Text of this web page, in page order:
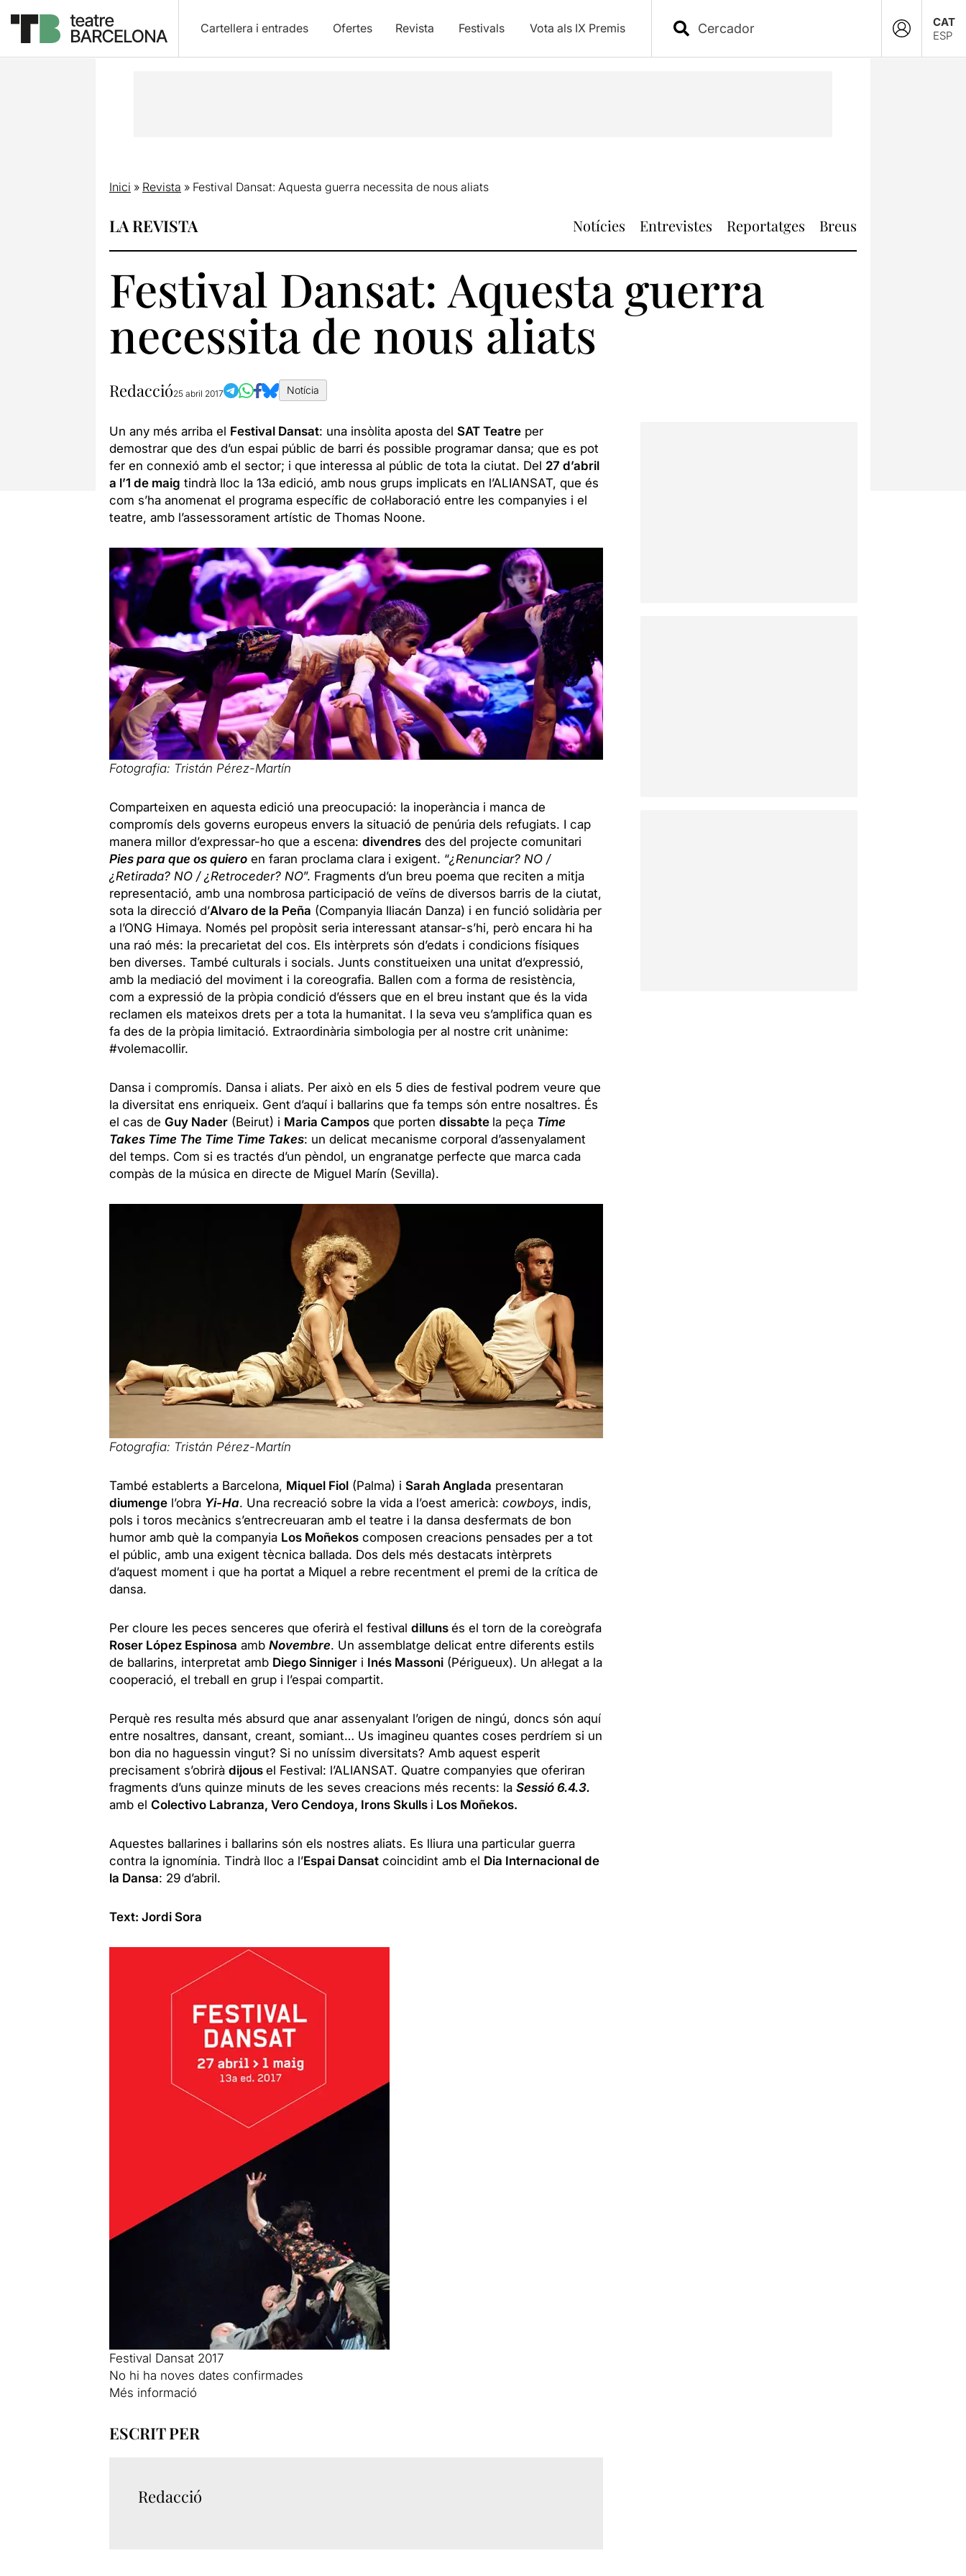
Cartellera i entrades Ofertes Revista Festivals Vota als IX Premis
CAT
ESP
Inici » Revista » Festival Dansat: Aquesta guerra necessita de nous aliats
LA REVISTA Notícies Entrevistes Reportatges Breus
Festival Dansat: Aquesta guerra
necessita de nous aliats
Redacció25 abril 2017 Notícia
Un any més arriba el Festival Dansat: una insòlita aposta del SAT Teatreper
demostrar que des d’un espai públic de barri és possible programar dansa; que es pot
fer en connexió amb el sector; i que interessa al públic de tota la ciutat. Del 27 d’abril
a l’1 de maig tindrà lloc la 13a edició, amb nous grups implicats en l’ALIANSAT, que és
com s’ha anomenat el programa específic de col·laboració entre les companyies i el
teatre, amb l’assessorament artístic de Thomas Noone.
Fotografia: Tristán Pérez-Martín
Comparteixen en aquesta edició una preocupació: la inoperància i manca de
compromís dels governs europeus envers la situació de penúria dels refugiats. I cap
manera millor d’expressar-ho que a escena: divendresdes del projecte comunitari
Pies para que os quieroen faran proclama clara i exigent. “¿Renunciar? NO /
¿Retirada? NO / ¿Retroceder? NO”. Fragments d’un breu poema que reciten a mitja
representació, amb una nombrosa participació de veïns de diversos barris de la ciutat,
sota la direcció d’Alvaro de la Peña (Companyia Iliacán Danza) i en funció solidària per
a l’ONG Himaya. Només pel propòsit seria interessant atansar-s’hi, però encara hi ha
una raó més: la precarietat del cos. Els intèrprets són d’edats i condicions físiques
ben diverses. També culturals i socials. Junts constitueixen una unitat d’expressió,
amb la mediació del moviment i la coreografia. Ballen com a forma de resistència,
com a expressió de la pròpia condició d’éssers que en el breu instant que és la vida
reclamen els mateixos drets per a tota la humanitat. I la seva veu s’amplifica quan es
fa des de la pròpia limitació. Extraordinària simbologia per al nostre crit unànime:
#volemacollir.
Dansa i compromís. Dansa i aliats. Per això en els 5 dies de festival podrem veure que
la diversitat ens enriqueix. Gent d’aquí i ballarins que fa temps són entre nosaltres. És
el cas de Guy Nader(Beirut) i Maria Camposque porten dissabte la peça Time
Takes Time The Time Time Takes: un delicat mecanisme corporal d’assenyalament
del temps. Com si es tractés d’un pèndol, un engranatge perfecte que marca cada
compàs de la música en directe de Miguel Marín (Sevilla).
Fotografia: Tristán Pérez-Martín
També establerts a Barcelona, Miquel Fiol(Palma) i Sarah Anglada presentaran
diumengel’obra Yi-Ha. Una recreació sobre la vida a l’oest americà: cowboys, indis,
pols i toros mecànics s’entrecreuaran amb el teatre i la dansa desfermats de bon
humor amb què la companyia Los Moñekoscomposen creacions pensades per a tot
el públic, amb una exigent tècnica ballada. Dos dels més destacats intèrprets
d’aquest moment i que ha portat a Miquel a rebre recentment el premi de la crítica de
dansa.
Per cloure les peces senceres que oferirà el festival dilluns és el torn de la coreògrafa
Roser López Espinosa amb Novembre. Un assemblatge delicat entre diferents estils
de ballarins, interpretat amb Diego Sinnigeri Inés Massoni(Périgueux). Un al·legat a la
cooperació, el treball en grup i l’espai compartit.
Perquè res resulta més absurd que anar assenyalant l’origen de ningú, doncs són aquí
entre nosaltres, dansant, creant, somiant… Us imagineu quantes coses perdríem si un
bon dia no haguessin vingut? Si no uníssim diversitats? Amb aquest esperit
precisament s’obrirà dijous el Festival: l’ALIANSAT. Quatre companyies que oferiran
fragments d’uns quinze minuts de les seves creacions més recents: la Sessió 6.4.3.
amb el Colectivo Labranza, Vero Cendoya, Irons Skulls i Los Moñekos.
Aquestes ballarines i ballarins són els nostres aliats. Es lliura una particular guerra
contra la ignomínia. Tindrà lloc a l’Espai Dansatcoincidint amb el Dia Internacional de
la Dansa: 29 d’abril.
Text: Jordi Sora
Festival Dansat 2017
No hi ha noves dates confirmades
Més informació
ESCRIT PER
Redacció